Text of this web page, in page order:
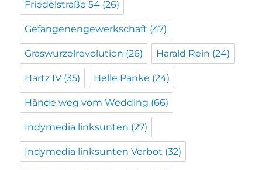
Friedelstraße 54 (26)
Gefangenengewerkschaft (47)
Graswurzelrevolution (26) Harald Rein (24)
Hartz IV (35) Helle Panke (24)
Hände weg vom Wedding (66)
Indymedia linksunten (27)
Indymedia linksunten Verbot (32)